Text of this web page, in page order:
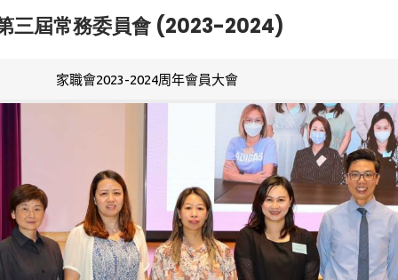
三屆常務委員會 (2023-2024)
家職會2023-2024周年會員大會